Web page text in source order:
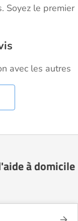
Soyez le premier
avec les autres
à domicile